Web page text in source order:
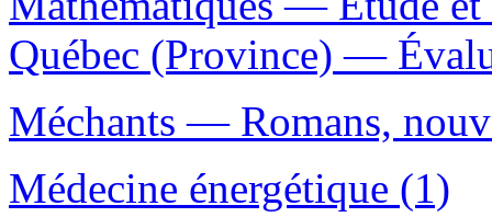
Québec (Province) —
Méchants — Romans,
Médecine énergétique (1)